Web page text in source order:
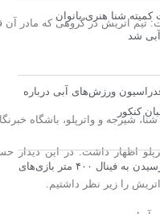
تیم اتریش در گروهی که مادر
شیرجه و واترپلو، باشگاه
اظهار داشت: در این
را زیر نظر داشتیم.
شنا هنری بانوان
شد
فدراسیون ورزش‌های آبی درباره
کنکور
محمد قاسمی: هدفم رسیدن به فینال ۴۰۰ متر بازی‌های